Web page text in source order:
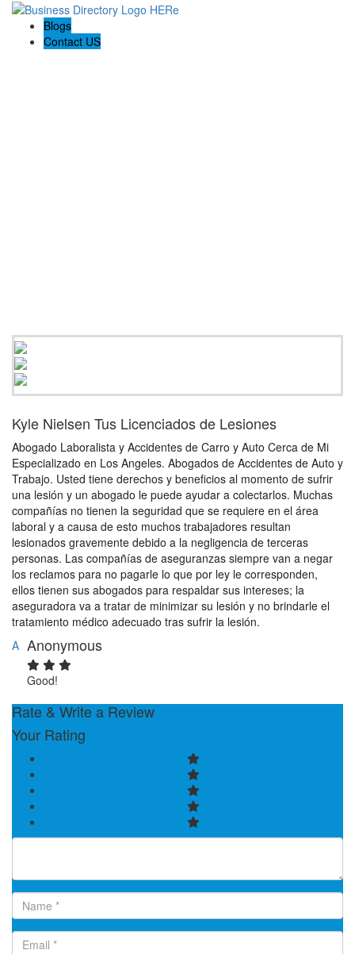
Blogs
Contact US
Kyle Nielsen Tus Licenciados de Lesiones
Abogado Laboralista y Accidentes de Carro y Auto Cerca de Mi
Especializado en Los Angeles. Abogados de Accidentes de Auto y
Trabajo. Usted tiene derechos y beneficios al momento de sufrir
una lesión y un abogado le puede ayudar a colectarlos. Muchas
compañías no tienen la seguridad que se requiere en el área
laboral y a causa de esto muchos trabajadores resultan
lesionados gravemente debido a la negligencia de terceras
personas. Las compañías de aseguranzas siempre van a negar
los reclamos para no pagarle lo que por ley le corresponden,
ellos tienen sus abogados para respaldar sus intereses; la
aseguradora va a tratar de minimizar su lesión y no brindarle el
tratamiento médico adecuado tras sufrir la lesión.
A Anonymous
Good!
Rate & Write a Review
Your Rating